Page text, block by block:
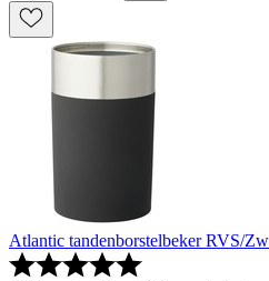
Atlantic tandenborstelbeker RVS/